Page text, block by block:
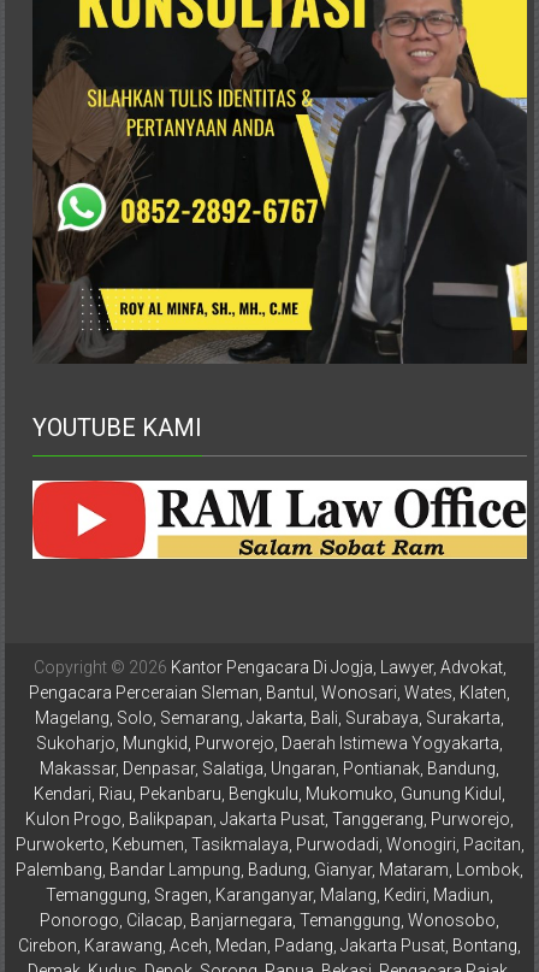
Wonosari,
Wates,
Klaten,
Solo,
Semarang,
Jakarta,
Bali,
Surabaya,
Surakarta,
Sukoharjo,
Mungkid,
Daerah
Istimewa
Yogyakarta,
Makassar,
Denpasar,
Salatiga,
Kendari,
Riau,
Pekanbaru,
Bengkulu,
Mukomuko,
Gunung
Kidul,
Kulon
Progo,
Balikpapan,
YOUTUBE KAMI
Copyright © 2026 Kantor Pengacara Di Jogja, Lawyer, Advokat,
Pengacara Perceraian Sleman, Bantul, Wonosari, Wates, Klaten,
Magelang, Solo, Semarang, Jakarta, Bali, Surabaya, Surakarta,
Sukoharjo, Mungkid, Purworejo, Daerah Istimewa Yogyakarta,
Makassar, Denpasar, Salatiga, Ungaran, Pontianak, Bandung,
Kendari, Riau, Pekanbaru, Bengkulu, Mukomuko, Gunung Kidul,
Kulon Progo, Balikpapan, Jakarta Pusat, Tanggerang, Purworejo,
Purwokerto, Kebumen, Tasikmalaya, Purwodadi, Wonogiri, Pacitan,
Palembang, Bandar Lampung, Badung, Gianyar, Mataram, Lombok,
Temanggung, Sragen, Karanganyar, Malang, Kediri, Madiun,
Ponorogo, Cilacap, Banjarnegara, Temanggung, Wonosobo,
Cirebon, Karawang, Aceh, Medan, Padang, Jakarta Pusat, Bontang,